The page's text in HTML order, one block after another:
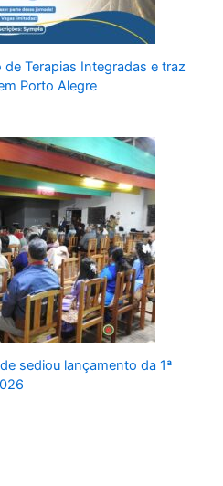
Terapias Integradas e traz
Porto Alegre
sediou lançamento da 1ª